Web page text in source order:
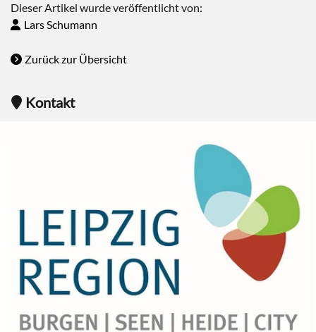
Dieser Artikel wurde veröffentlicht von:
Lars Schumann
Zurück zur Übersicht
Kontakt